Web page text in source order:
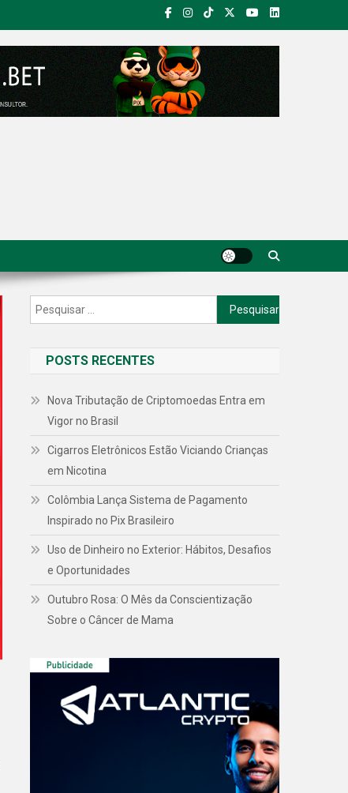
Pesquisar
por:
POSTS RECENTES
Nova Tributação de Criptomoedas Entra em
Vigor no Brasil
Cigarros Eletrônicos Estão Viciando Crianças
em Nicotina
Colômbia Lança Sistema de Pagamento
Inspirado no Pix Brasileiro
Uso de Dinheiro no Exterior: Hábitos, Desafios
e Oportunidades
Outubro Rosa: O Mês da Conscientização
Sobre o Câncer de Mama